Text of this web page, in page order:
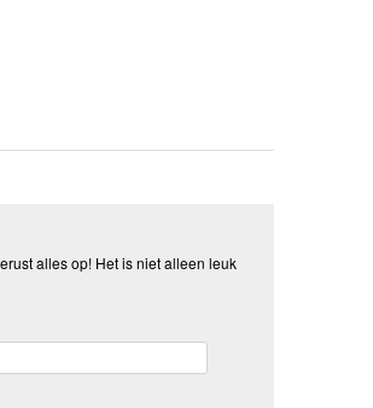
alles op! Het is niet alleen leuk